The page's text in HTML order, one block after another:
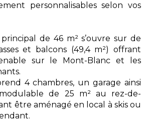
personnalisables selon vos
principal de 46 m² s’ouvre sur de
et balcons (49,4 m²) offrant
sur le Mont-Blanc et les
4 chambres, un garage ainsi
de 25 m² au rez-de-
être aménagé en local à skis ou